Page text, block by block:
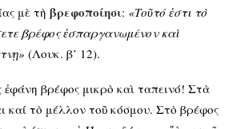
μὲ τὴ βρεφοποίησι: «Τοῦτό ἐστι τὸ
βρέφος ἐσπαργανωμένον καὶ
(Λουκ. β’ 12).
ἐφάνη βρέφος μικρὸ καὶ ταπεινό! Στὰ
καί τὸ μέλλον τοῦ κόσμου. Στὸ βρέφος